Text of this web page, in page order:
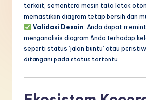
terkait, sementara mesin tata letak
memastikan diagram tetap bersih dan
Validasi Desain: Anda dapat
menganalisis diagram Anda terhadap
seperti status ‘jalan buntu’ atau
ditangani pada status tertentu